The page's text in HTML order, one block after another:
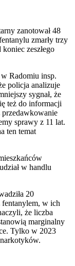
zanotował 48
zmarły trzy
zeszłego
Radomiu insp.
policja analizuje
sygnał, że
też do informacji
sprawy z 11 lat.
ten temat
w handlu
20
w ich
że liczba
marginalny
Tylko w 2023